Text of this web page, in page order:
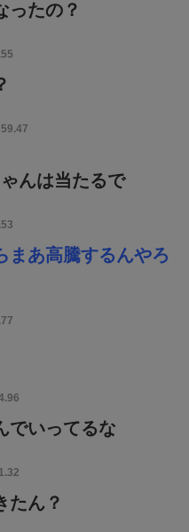
ったの？
んは当たるで
まあ高騰するんやろ
でいってるな
たん？